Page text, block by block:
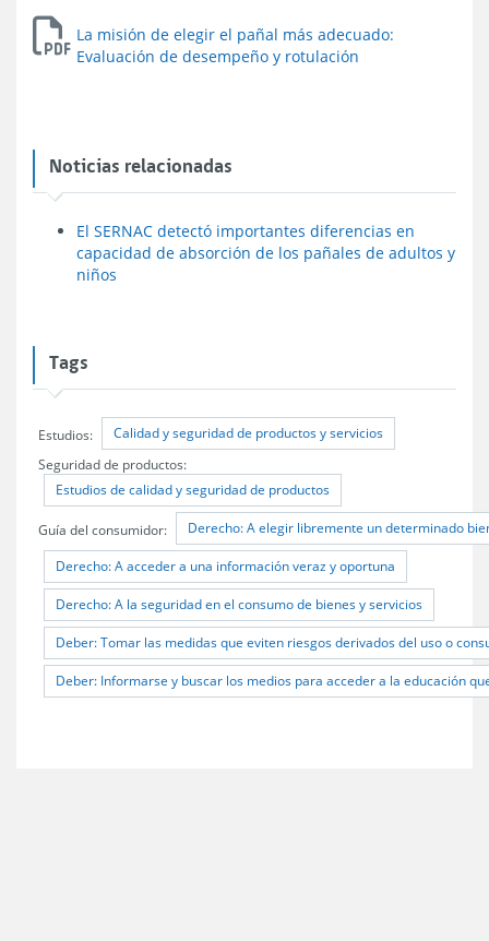
La misión de elegir el pañal más adecuado:
Evaluación de desempeño y rotulación
Noticias relacionadas
El SERNAC detectó importantes diferencias en
capacidad de absorción de los pañales de adultos y
niños
Tags
Estudios: Calidad y seguridad de productos y servicios
Seguridad de productos:
Estudios de calidad y seguridad de productos
Guía del consumidor: Derecho: A elegir libremente un determinado
Derecho: A acceder a una información veraz y oportuna
Derecho: A la seguridad en el consumo de bienes y servicios
Deber: Tomar las medidas que eviten riesgos derivados del uso o
Deber: Informarse y buscar los medios para acceder a la educación